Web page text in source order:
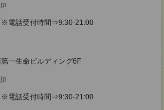
電話受付時間⇒9:30-21:00
一生命ビルディング6F
電話受付時間⇒9:30-21:00